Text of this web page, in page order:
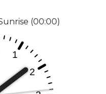
(00:00)